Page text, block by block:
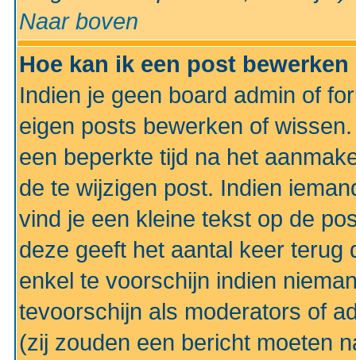
Naar boven
Hoe kan ik een post
Indien je geen board admin of
eigen posts bewerken of
een beperkte tijd na het
de te wijzigen post. Indien
vind je een kleine tekst op de
deze geeft het aantal keer terug
enkel te voorschijn indien
tevoorschijn als moderators of
(zij zouden een bericht moeten